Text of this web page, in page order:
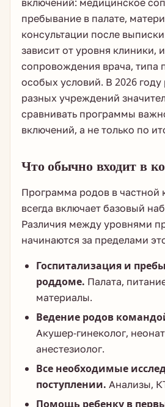
пребывание в палате,
консультации после
зависит от уровня клиники,
сопровождения врача, типа
особых условий. В 2026 году
разных учреждений
сравнивать программы
включений, а не только по
Что обычно входит в
Программа родов в частной
всегда включает базовый
Различия между уровнями
начинаются за пределами
Госпитализация и
роддоме. Палата,
материалы.
Ведение родов
Акушер-гинеколог,
анестезиолог.
Все необходимые
поступлении. Анализы,
Помощь ребенку в